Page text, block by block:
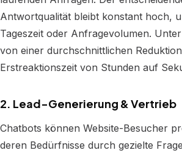
Antwortqualität bleibt konstant hoch,
Tageszeit oder Anfragevolumen.
von einer durchschnittlichen
Erstreaktionszeit von Stunden auf
2. Lead-Generierung & Vertrieb
Chatbots können Website-Besucher
deren Bedürfnisse durch gezielte